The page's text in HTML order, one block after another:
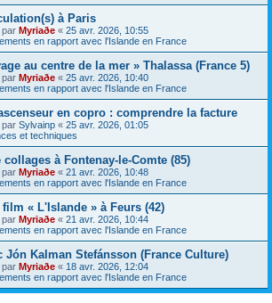
à Paris
par Myriaðe « 25 avr. 2026, 10:55
en rapport avec l'Islande en France
au centre de la mer » Thalassa (France 5)
par Myriaðe « 25 avr. 2026, 10:40
en rapport avec l'Islande en France
en copro : comprendre la facture
par Sylvainp « 25 avr. 2026, 01:05
et techniques
à Fontenay-le-Comte (85)
par Myriaðe « 21 avr. 2026, 10:48
en rapport avec l'Islande en France
« L'Islande » à Feurs (42)
par Myriaðe « 21 avr. 2026, 10:44
en rapport avec l'Islande en France
Jón Kalman Stefánsson (France Culture)
par Myriaðe « 18 avr. 2026, 12:04
en rapport avec l'Islande en France